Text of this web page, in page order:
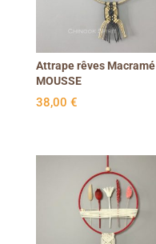
Attrape rêves Macramé
MOUSSE
38,00 €